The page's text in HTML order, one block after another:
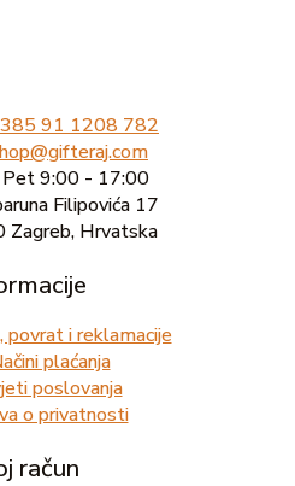
91 1208 782
Pet 9:00 - 17:00
Filipovića 17
Zagreb, Hrvatska
povrat i reklamacije
plaćanja
poslovanja
o privatnosti
račun